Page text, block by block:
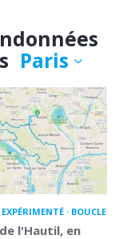
Paris
BOUCLE
l'Hautil, en